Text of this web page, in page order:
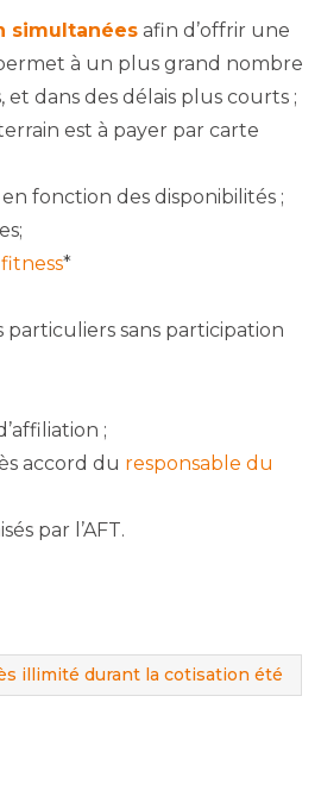
simultanées afin d’offrir une
à un plus grand nombre
dans des délais plus courts ;
est à payer par carte
fonction des disponibilités ;
fitness*
particuliers sans participation
;
accord du responsable du
par l’AFT.
illimité durant la cotisation été